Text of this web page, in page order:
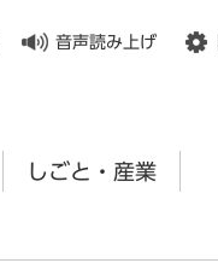
音声読み上げ
しごと・産業